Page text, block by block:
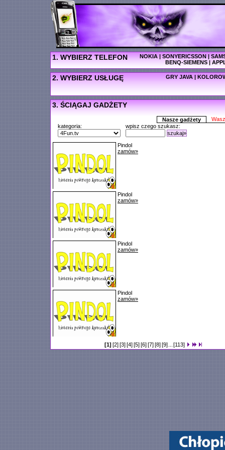
1. WYBIERZ TELEFON NOKIA|SONYERICSSON|
BENQ-SIEMENS|
2. WYBIERZ USŁUGĘ GRY JAVA |
3. ŚCIĄGAJ GADŻETY
Nasze gadżety
kategoria:
wpisz czego szukasz:
szukaj»
Pindol
zamów»
Pindol
zamów»
Pindol
zamów»
Pindol
zamów»
[1] [2][3][4][5][6][7][8][9] [113]